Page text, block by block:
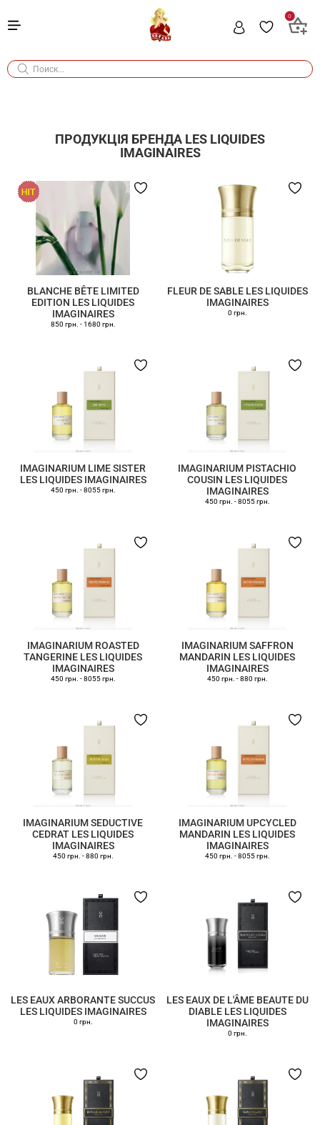
0
ПРОДУКЦІЯ БРЕНДА LES LIQUIDES
IMAGINAIRES
BLANCHE BÊTE LIMITED
EDITION LES LIQUIDES
IMAGINAIRES
850 грн. -1680 грн.
FLEUR DE SABLE LES LIQUIDES
IMAGINAIRES
0 грн.
IMAGINARIUM LIME SISTER
LES LIQUIDES IMAGINAIRES
450 грн. -8055 грн.
IMAGINARIUM PISTACHIO
COUSIN LES LIQUIDES
IMAGINAIRES
450 грн. -8055 грн.
IMAGINARIUM ROASTED
TANGERINE LES LIQUIDES
IMAGINAIRES
450 грн. -8055 грн.
IMAGINARIUM SAFFRON
MANDARIN LES LIQUIDES
IMAGINAIRES
450 грн. -880 грн.
IMAGINARIUM SEDUCTIVE
CEDRAT LES LIQUIDES
IMAGINAIRES
450 грн. -880 грн.
IMAGINARIUM UPCYCLED
MANDARIN LES LIQUIDES
IMAGINAIRES
450 грн. -8055 грн.
LES EAUX ARBORANTE SUCCUS
LES LIQUIDES IMAGINAIRES
0 грн.
LES EAUX DE L'ÂME BEAUTE DU
DIABLE LES LIQUIDES
IMAGINAIRES
0 грн.